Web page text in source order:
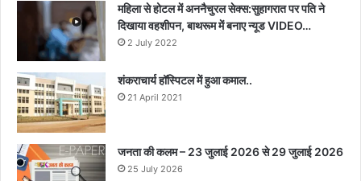
महिला से होटल में अननैचुरल सेक्स:सुहागरात पर पति ने
दिखाया वहशीपन, बाथरूम में बनाए न्यूड VIDEO…
2 July 2022
शंकराचार्य हॉस्पिटल में हुआ कमाल..
21 April 2021
जनता की कलम – 23 जुलाई 2026 से 29 जुलाई 2026
25 July 2026